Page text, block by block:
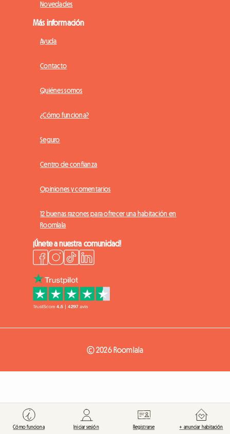
Novedades
Más información
Ayuda
Contacto
Quiénes somos
¿Cómo funciona?
Seguro
Centro de confianza
Opiniones y comentarios
12 buenas razones para ofrecer una habitación en
Roomlala
¡Únete a nuestra comunidad!
© 2026 Roomlala
Cómo funciona Iniciar sesión Registrarse + anunciar habitación